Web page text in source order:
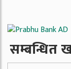
सम्बन्धित